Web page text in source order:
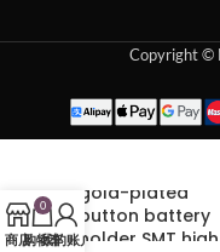
Copyright ©
BS-1220-2
battery box
gold-plated
button battery
holder SMT high
商店
0
购物车我的账户